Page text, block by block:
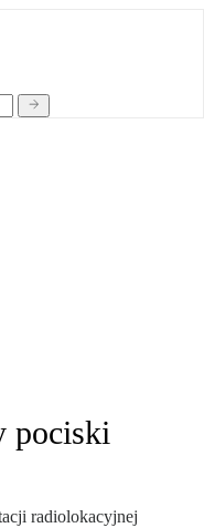
pociski
radiolokacyjnej